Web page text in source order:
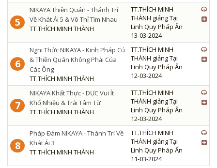
5
NIKAYA Thiền Quán - Thánh Trí
Về Khát Ái 5 & Vô Thỉ Tìm Nhau
TT.THÍCH MINH THÀNH
TT.THÍCH MINH
THÀNH giảng Tại
Linh Quy Pháp Ấn
13-03-2024
6
Nghi Thức NIKAYA - Kinh Pháp Cú
& Thiền Quán Không Phải Của
Các Ông
TT.THÍCH MINH THÀNH
TT.THÍCH MINH
THÀNH giảng Tại
Linh Quy Pháp Ấn
12-03-2024
7
NIKAYA Khất Thực - DỤC Vui Ít
Khổ Nhiều & Trải Tâm Từ
TT.THÍCH MINH THÀNH
TT.THÍCH MINH
THÀNH giảng Tại
Linh Quy Pháp Ấn
12-03-2024
8
Pháp Đàm NIKAYA - Thánh Trí Về
Khát Ái 3
TT.THÍCH MINH THÀNH
TT.THÍCH MINH
THÀNH giảng Tại
Linh Quy Pháp Ấn
11-03-2024